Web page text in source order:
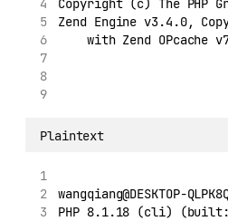
Copyright (c) The PHP
Zend Engine v3.4.0,
with Zend OPcache
Plaintext
wangqiang@DESKTOP-
PHP 8.1.18 (cli) (built: